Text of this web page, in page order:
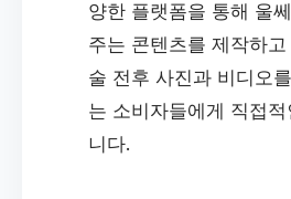
양한 플랫폼을 통해 울
주는 콘텐츠를 제작하
술 전후 사진과 비디오
는 소비자들에게 직접
니다.